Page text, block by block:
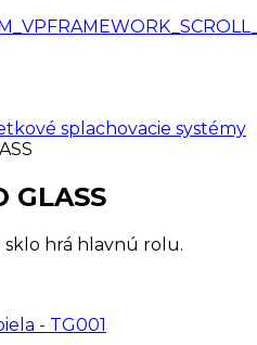
splachovacie systémy
GLASS
hrá hlavnú rolu.